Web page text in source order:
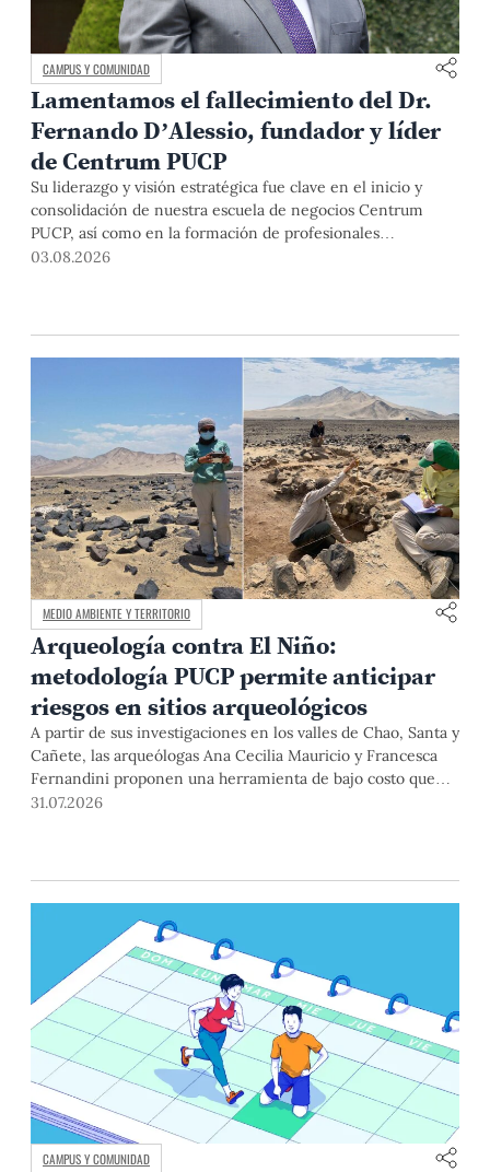
CAMPUS Y COMUNIDAD
Lamentamos el fallecimiento del Dr.
Fernando D’Alessio, fundador y líder
de Centrum PUCP
Su liderazgo y visión estratégica fue clave en el inicio y
consolidación de nuestra escuela de negocios Centrum
PUCP, así como en la formación de profesionales
empresariales comprometidos con el país. Por todo ello,
03.08.2026
MEDIO AMBIENTE Y TERRITORIO
Arqueología contra El Niño:
metodología PUCP permite anticipar
riesgos en sitios arqueológicos
A partir de sus investigaciones en los valles de Chao, Santa y
Cañete, las arqueólogas Ana Cecilia Mauricio y Francesca
Fernandini proponen una herramienta de bajo costo que
combina datos abiertos, mapas, sistemas de información
31.07.2026
CAMPUS Y COMUNIDAD